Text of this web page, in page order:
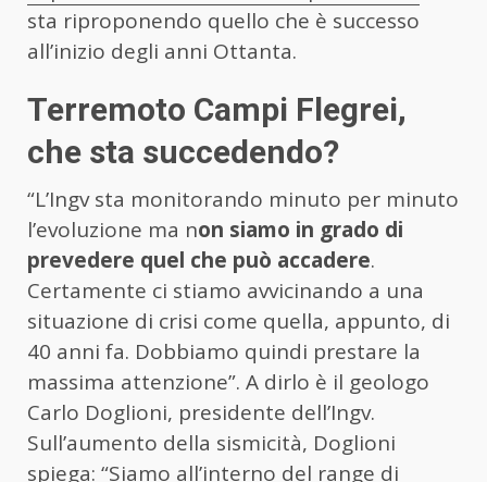
sta riproponendo quello che è successo
all’inizio degli anni Ottanta.
Terremoto Campi Flegrei,
che sta succedendo?
“L’Ingv sta monitorando minuto per minuto
l’evoluzione ma non siamo in grado di
prevedere quel che può accadere.
Certamente ci stiamo avvicinando a una
situazione di crisi come quella, appunto, di
40 anni fa. Dobbiamo quindi prestare la
massima attenzione”. A dirlo è il geologo
Carlo Doglioni, presidente dell’Ingv.
Sull’aumento della sismicità, Doglioni
spiega: “Siamo all’interno del range di